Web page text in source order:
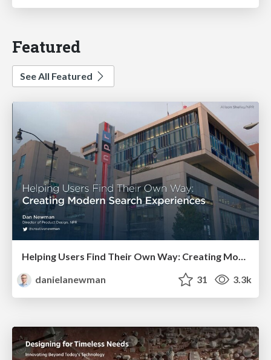
Featured
See All Featured
Helping Users Find Their Own Way: Creating Modern Search Experiences
danielanewman
31 3.3k